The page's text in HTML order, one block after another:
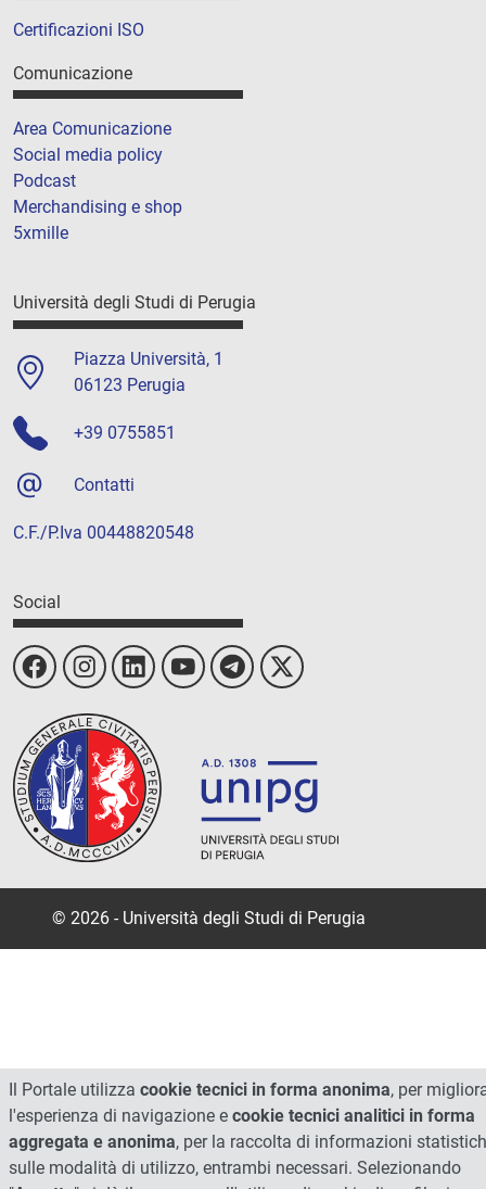
Certificazioni ISO
Comunicazione
Area Comunicazione
Social media policy
Podcast
Merchandising e shop
5xmille
Università degli Studi di Perugia
Piazza Università, 1
06123 Perugia
+39 0755851
Contatti
C.F./P.Iva 00448820548
Social
© 2026 - Università degli Studi di Perugia
Il Portale utilizza cookie tecnici in forma anonima, per
l'esperienza di navigazione e cookie tecnici analitici in forma
aggregata e anonima, per la raccolta di informazioni
sulle modalità di utilizzo, entrambi necessari. Selezionando